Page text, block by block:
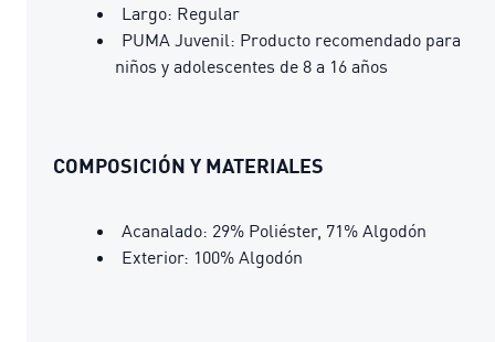
Largo: Regular
PUMA Juvenil: Producto recomendado para
niños y adolescentes de 8 a 16 años
COMPOSICIÓN Y MATERIALES
Acanalado: 29% Poliéster, 71% Algodón
Exterior: 100% Algodón